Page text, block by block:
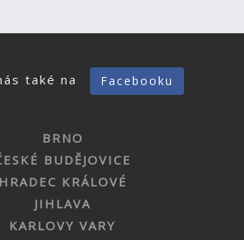
také na Facebooku
BRNO
BUDĚJOVICE
HRADEC KRÁLOVÉ
JIHLAVA
KARLOVY VARY